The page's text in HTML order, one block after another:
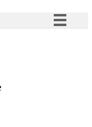
à informação